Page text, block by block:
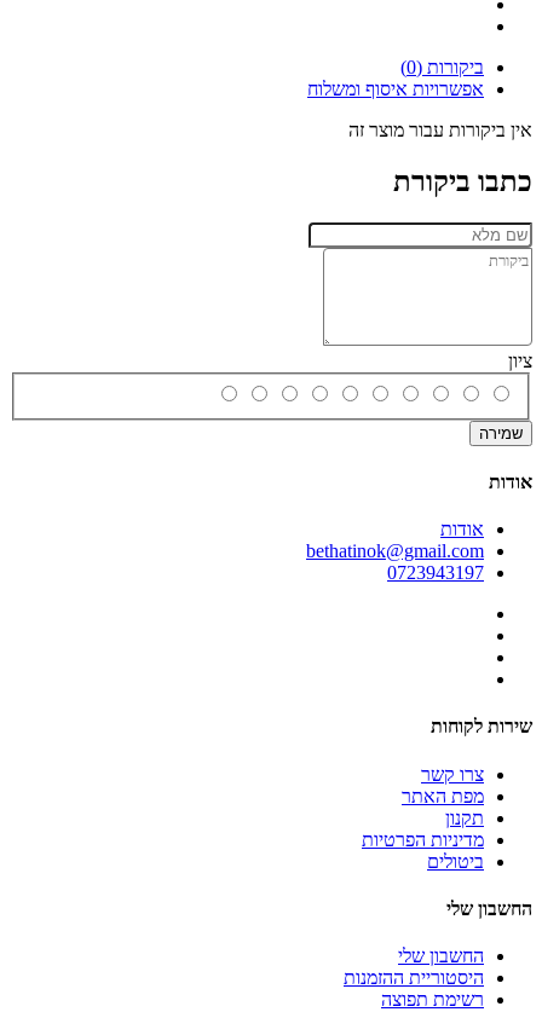
ביקורות (0)
אפשרויות איסוף ומשלוח
אין ביקורות עבור מוצר זה
כתבו ביקורת
ציון
שמירה
אודות
אודות
bethatinok@gmail.com
0723943197
שירות לקוחות
צרו קשר
מפת האתר
תקנון
מדיניות הפרטיות
ביטולים
החשבון שלי
החשבון שלי
היסטוריית ההזמנות
רשימת תפוצה